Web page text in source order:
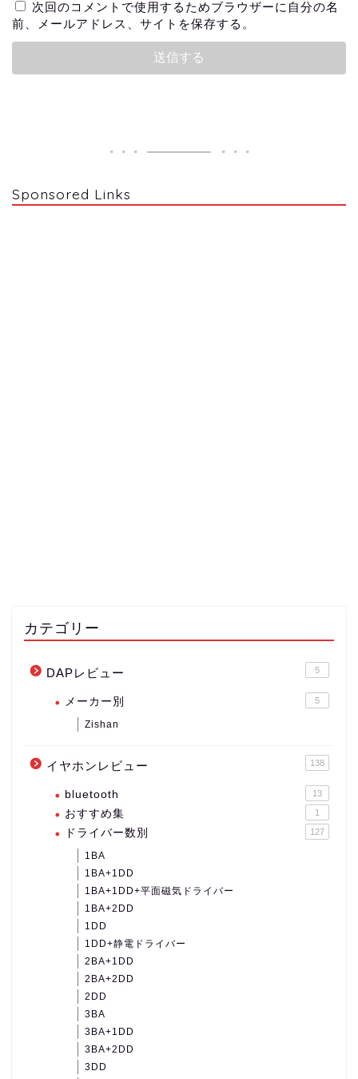
次回のコメントで使用するためブラウザーに自分の名
前、メールアドレス、サイトを保存する。
Sponsored Links
カテゴリー
DAPレビュー 5
メーカー別 5
Zishan
イヤホンレビュー 138
bluetooth 13
おすすめ集 1
ドライバー数別 127
1BA
1BA+1DD
1BA+1DD+平面磁気ドライバー
1BA+2DD
1DD
1DD+静電ドライバー
2BA+1DD
2BA+2DD
2DD
3BA
3BA+1DD
3BA+2DD
3DD